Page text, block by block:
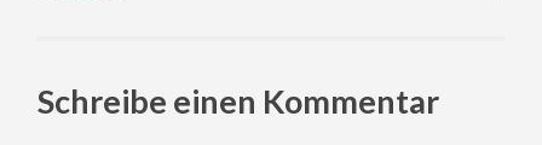
Schreibe einen Kommentar